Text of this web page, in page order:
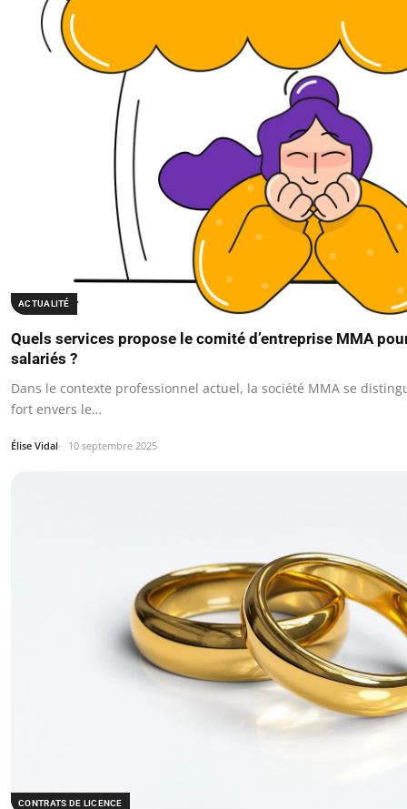
ACTUALITÉ
Quels services propose le comité d’entreprise MMA
salariés ?
Dans le contexte professionnel actuel, la société MMA se
fort envers le…
Élise Vidal 10 septembre 2025
CONTRATS DE LICENCE